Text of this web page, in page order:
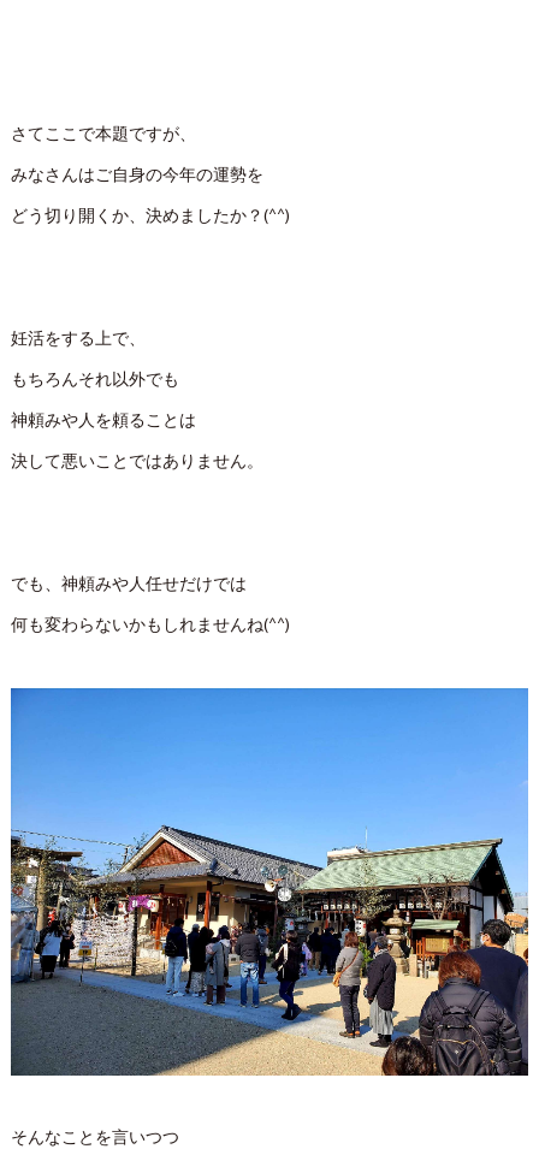
さてここで本題ですが、
みなさんはご自身の今年の運勢を
どう切り開くか、決めましたか？(^^)
妊活をする上で、
もちろんそれ以外でも
神頼みや人を頼ることは
決して悪いことではありません。
でも、神頼みや人任せだけでは
何も変わらないかもしれませんね(^^)
そんなことを言いつつ